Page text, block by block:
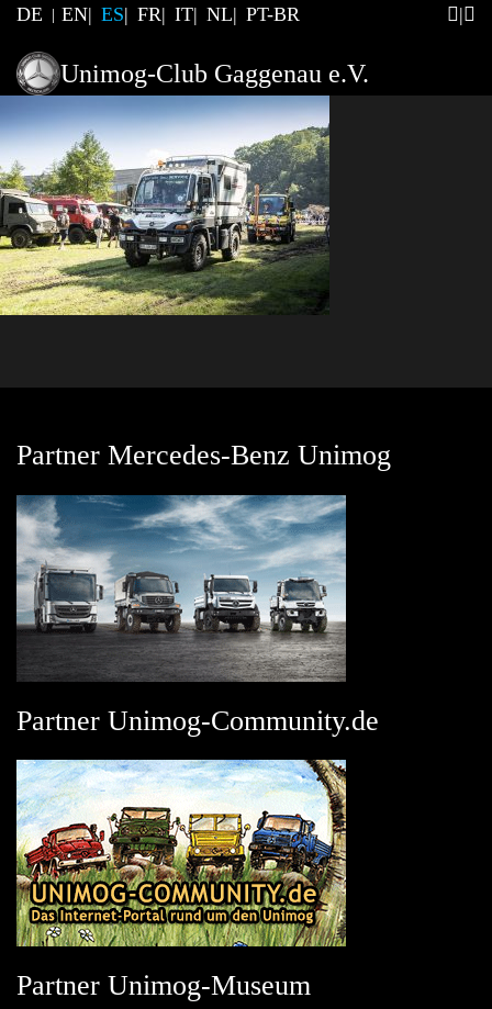
DE EN ES FR IT NL PT-BR
Unimog-Club Gaggenau e.V.
Partner Mercedes-Benz Unimog
Partner Unimog-Community.de
Partner Unimog-Museum